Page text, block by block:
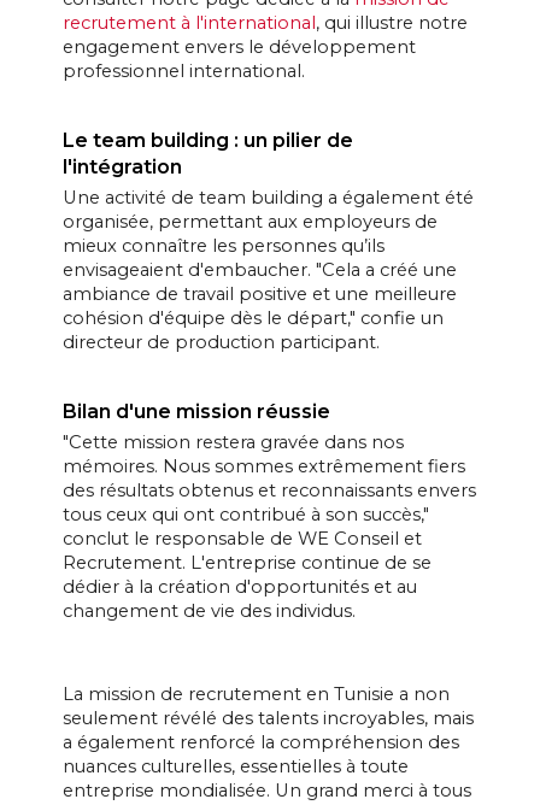
recrutement à l'international, qui illustre notre
engagement envers le développement
professionnel international.
Le team building : un pilier de
l'intégration
Une activité de team building a également été
organisée, permettant aux employeurs de
mieux connaître les personnes qu’ils
envisageaient d'embaucher. "Cela a créé une
ambiance de travail positive et une meilleure
cohésion d'équipe dès le départ," confie un
directeur de production participant.
Bilan d'une mission réussie
"Cette mission restera gravée dans nos
mémoires. Nous sommes extrêmement fiers
des résultats obtenus et reconnaissants envers
tous ceux qui ont contribué à son succès,"
conclut le responsable de WE Conseil et
Recrutement. L'entreprise continue de se
dédier à la création d'opportunités et au
changement de vie des individus.
La mission de recrutement en Tunisie a non
seulement révélé des talents incroyables, mais
a également renforcé la compréhension des
nuances culturelles, essentielles à toute
entreprise mondialisée. Un grand merci à tous